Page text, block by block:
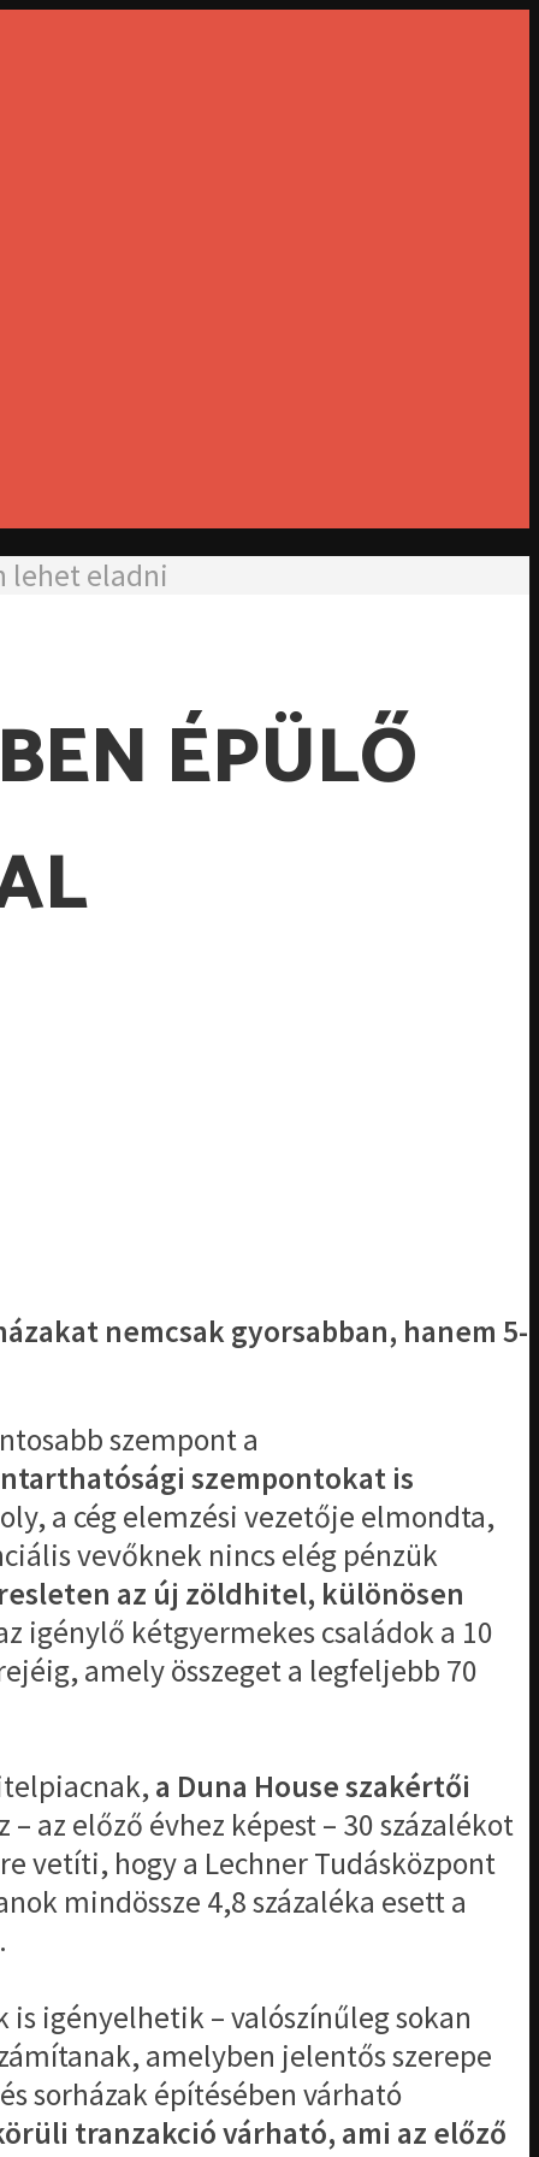
lehet eladni
ÉPÜLŐ
nemcsak gyorsabban, hanem 5-
szempont a
szempontokat is
a cég elemzési vezetője elmondta,
vevőknek nincs elég pénzük
az új zöldhitel, különösen
igénylő kétgyermekes családok a 10
amely összeget a legfeljebb 70
a Duna House szakértői
– az előző évhez képest – 30 százalékot
vetíti, hogy a Lechner Tudásközpont
mindössze 4,8 százaléka esett a
igényelhetik – valószínűleg sokan
amelyben jelentős szerepe
sorházak építésében várható
tranzakció várható, ami az előző